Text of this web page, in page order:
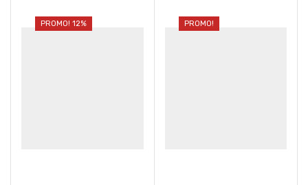
PROMO! 12% PROMO!